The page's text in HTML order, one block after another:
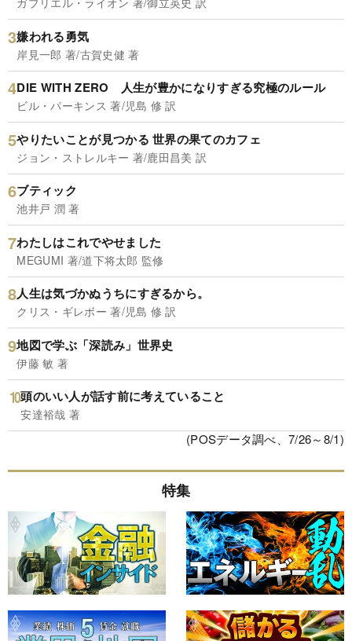
嫌われる勇気
岸見一郎 著/古賀史健 著
DIE WITH ZERO 人生が豊かになりすぎる究極のルール
ビル・パーキンス 著/児島 修 訳
やりたいことが見つかる 世界の果てのカフェ
ジョン・ストレルキー 著/鹿田昌美 訳
ブティック
池井戸 潤 著
わたしはこれでやせました
MEGUMI 著/道下将太郎 監修
人生は気づかぬうちにすぎるから。
クリス・ギレボー 著/児島 修 訳
地図で学ぶ「深読み」世界史
伊藤 敏 著
頭のいい人が話す前に考えていること
安達裕哉 著
(POSデータ調べ、7/26～8/1)
特集